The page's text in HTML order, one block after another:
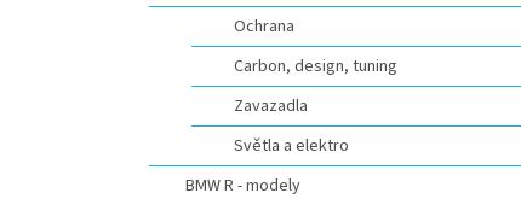
Ochrana
Carbon, design, tuning
Zavazadla
Světla a elektro
BMW R - modely